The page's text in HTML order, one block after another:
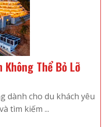
Không Thể Bỏ Lỡ
dành cho du khách yêu
tìm kiếm ...